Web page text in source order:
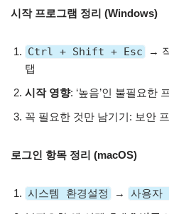
시작 프로그램 정리 (Windows)
Ctrl + Shift + Esc →
탭
시작 영향: ‘높음’인 불필요한
꼭 필요한 것만 남기기: 보안
로그인 항목 정리 (macOS)
시스템 환경설정 → 사용자